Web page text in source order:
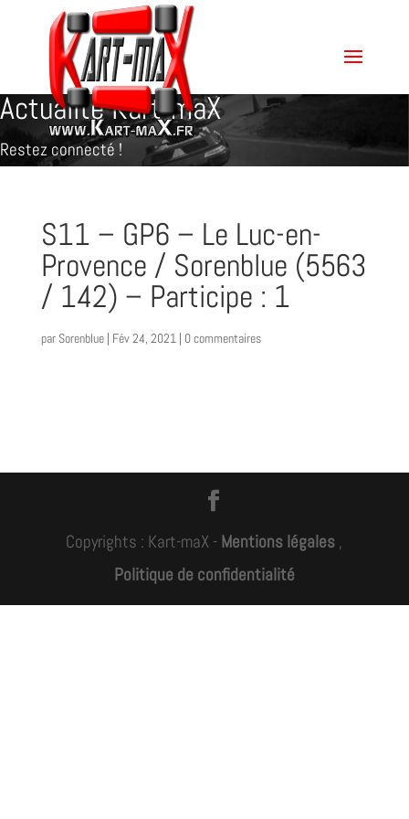
Actualité Kart-maX
Restez connecté !
S11 – GP6 – Le Luc-en-
Provence / Sorenblue (5563
/ 142) – Participe : 1
par Sorenblue| Fév 24, 2021| 0 commentaires
Copyrights : Kart-maX - Mentions légales ,
Politique de confidentialité